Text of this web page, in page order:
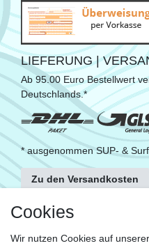
LIEFERUNG |
Ab 95.00 Euro Bestellwert
Deutschlands.*
* ausgenommen SUP- &
Zu den Versandkosten
FOLGE UNS
Cookies
Wir nutzen Cookies auf